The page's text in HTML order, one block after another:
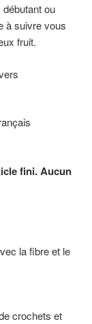
ou
à suivre vous
fruit.
fini. Aucun
la fibre et le
crochets et